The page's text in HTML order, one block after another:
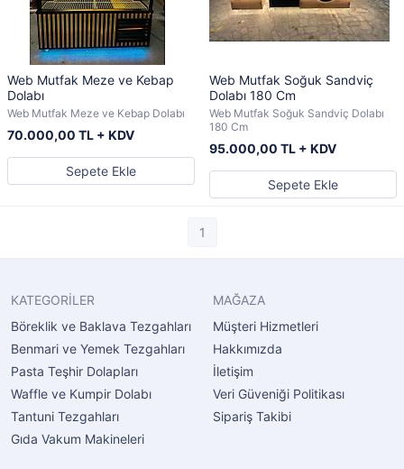
Web Mutfak Meze ve Kebap
Dolabı
Web Mutfak Meze ve Kebap Dolabı
70.000,00 TL + KDV
Sepete Ekle
Web Mutfak Soğuk Sandviç
Dolabı 180 Cm
Web Mutfak Soğuk Sandviç Dolabı
180 Cm
95.000,00 TL + KDV
Sepete Ekle
1
KATEGORİLER
Böreklik ve Baklava Tezgahları
Benmari ve Yemek Tezgahları
Pasta Teşhir Dolapları
Waffle ve Kumpir Dolabı
Tantuni Tezgahları
Gıda Vakum Makineleri
MAĞAZA
Müşteri Hizmetleri
Hakkımızda
İletişim
Veri Güveniği Politikası
Sipariş Takibi